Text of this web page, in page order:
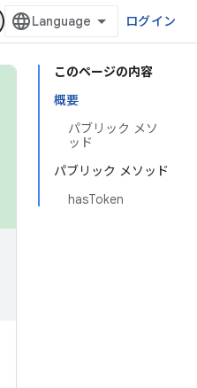
ログイン
このページの内容
概要
パブリック メソ
ッド
パブリック メソッド
hasToken